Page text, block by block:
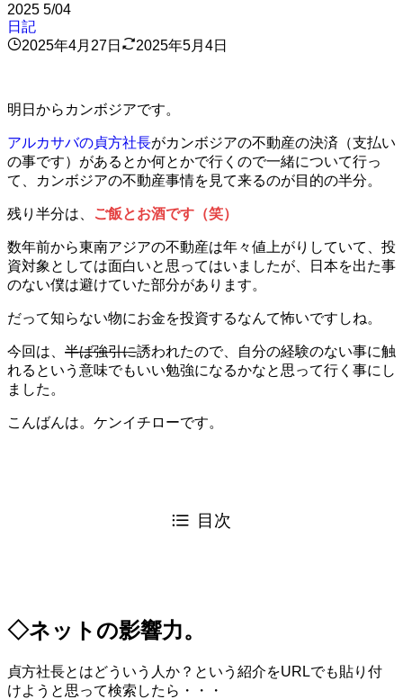
2025 5/04
日記
2025年4月27日
2025年5月4日
明日からカンボジアです。
アルカサバの貞方社長がカンボジアの不動産の決済（支払い
の事です）があるとか何とかで行くので一緒について行っ
て、カンボジアの不動産事情を見て来るのが目的の半分。
残り半分は、 ご飯とお酒です（笑）
数年前から東南アジアの不動産は年々値上がりしていて、投
資対象としては面白いと思ってはいましたが、日本を出た事
のない僕は避けていた部分があります。
だって知らない物にお金を投資するなんて怖いですしね。
今回は、 半ば強引に誘われたので、自分の経験のない事に触
れるという意味でもいい勉強になるかなと思って行く事にし
ました。
こんばんは。ケンイチローです。
目次
◇ネットの影響力。
貞方社長とはどういう人か？という紹介をURLでも貼り付
けようと思って検索したら・・・